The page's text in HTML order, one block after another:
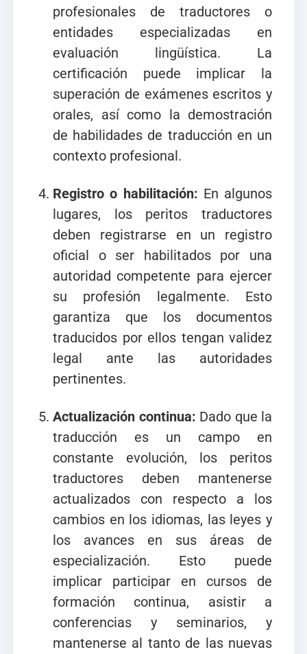
profesionales de traductores o
entidades especializadas en
evaluación lingüística. La
certificación puede implicar la
superación de exámenes escritos y
orales, así como la demostración
de habilidades de traducción en un
contexto profesional.
Registro o habilitación: En algunos
lugares, los peritos traductores
deben registrarse en un registro
oficial o ser habilitados por una
autoridad competente para ejercer
su profesión legalmente. Esto
garantiza que los documentos
traducidos por ellos tengan validez
legal ante las autoridades
pertinentes.
Actualización continua: Dado que la
traducción es un campo en
constante evolución, los peritos
traductores deben mantenerse
actualizados con respecto a los
cambios en los idiomas, las leyes y
los avances en sus áreas de
especialización. Esto puede
implicar participar en cursos de
formación continua, asistir a
conferencias y seminarios, y
mantenerse al tanto de las nuevas